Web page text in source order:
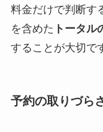
料金だけで判断す
を含めた トータ
することが大切で
予約の取りづら